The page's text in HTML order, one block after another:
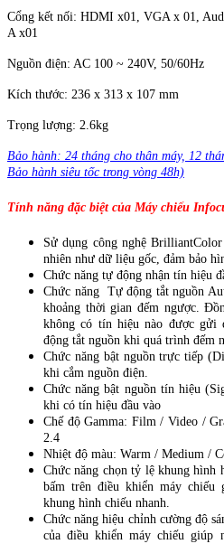
Cổng kết nối: HDMI x01, VGA x 01,
A x01
Nguồn điện: AC 100 ~ 240V, 50/60Hz
Kích thước: 236 x 313 x 107 mm
Trọng lượng: 2.6kg
Bảo hành: 24 tháng cho thân máy, 12
Bảo hành siêu tốc trong vòng 48h)
Tính năng đặc biệt của Máy chiếu
Sử dụng công nghệ
nhiên như dữ liệu gốc, đảm bảo
Chức năng tự động nhận tín hiệu
Chức năng Tự động tắt nguồn
khoảng thời gian đếm ngược.
không có tín hiệu nào được gửi
động tắt nguồn khi quá trình đếm
Chức năng bật nguồn trực tiếp
khi cắm nguồn điện.
Chức năng bật nguồn tín hiệu
khi có tín hiệu đầu vào
Chế độ Gamma: Film / Video /
2.4
Nhiệt độ màu: Warm / Medium /
Chức năng chọn tỷ lệ khung hình
bấm trên điều khiển máy
khung hình chiếu nhanh.
Chức năng hiệu chỉnh cường độ
của điều khiển máy chiếu giúp